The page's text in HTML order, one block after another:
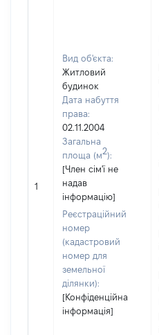
1
Вид об'єкта:
Житловий
будинок
Дата набуття
права:
02.11.2004
Загальна
площа (м2):
[Член сім'ї не
надав
інформацію]
Реєстраційний
номер
(кадастровий
номер для
земельної
ділянки):
[Конфіденційна
інформація]